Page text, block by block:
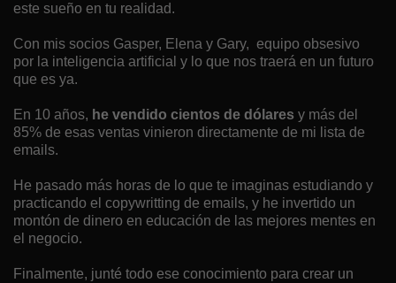
este sueño en tu realidad.
Con mis socios Gasper, Elena y Gary, equipo obsesivo
por la inteligencia artificial y lo que nos traerá en un futuro
que es ya.
En 10 años, he vendido cientos de dólares y más del
85% de esas ventas vinieron directamente de mi lista de
emails.
He pasado más horas de lo que te imaginas estudiando y
practicando el copywritting de emails, y he invertido un
montón de dinero en educación de las mejores mentes en
el negocio.
Finalmente, junté todo ese conocimiento para crear un